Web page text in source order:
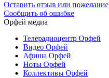
Оставить отзыв или пожелание
Сообщить об ошибке
Орфей медиа
Телерадиоцентр Орфей
Видео Орфей
Афиша Орфей
Ноты Орфей
Коллективы Орфей